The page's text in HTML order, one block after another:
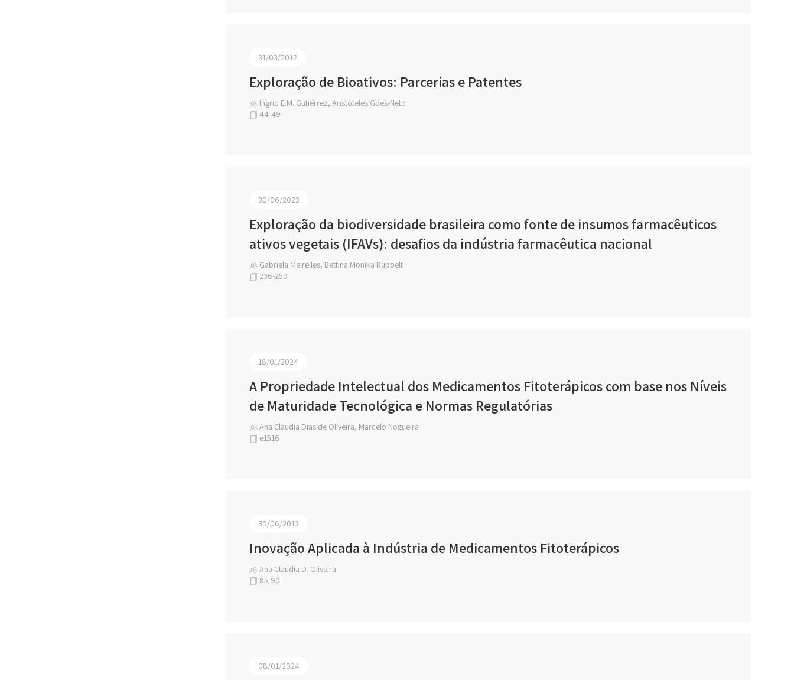
31/03/2012
Exploração de Bioativos: Parcerias e Patentes
Ingrid E.M. Gutiérrez, Aristóteles Góes-Neto
44-49
30/06/2023
Exploração da biodiversidade brasileira como fonte de insumos farmacêuticos
ativos vegetais (IFAVs): desafios da indústria farmacêutica nacional
Gabriela Meirelles, Bettina Monika Ruppelt
236-259
18/01/2024
A Propriedade Intelectual dos Medicamentos Fitoterápicos com base nos Níveis
de Maturidade Tecnológica e Normas Regulatórias
Ana Claudia Dias de Oliveira, Marcelo Nogueira
e1516
30/06/2012
Inovação Aplicada à Indústria de Medicamentos Fitoterápicos
Ana Claudia D. Oliveira
85-90
08/01/2024